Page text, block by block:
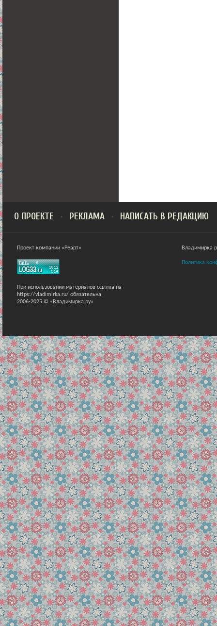
О ПРОЕКТЕ РЕКЛАМА НАПИСАТЬ В РЕДАКЦИЮ
Проект компании «Реарт»
При использовании материалов ссылка на
https://vladimirka.ru/ обязательна.
2006-2025 © «Владимирка.ру»
Владимирка
Политика